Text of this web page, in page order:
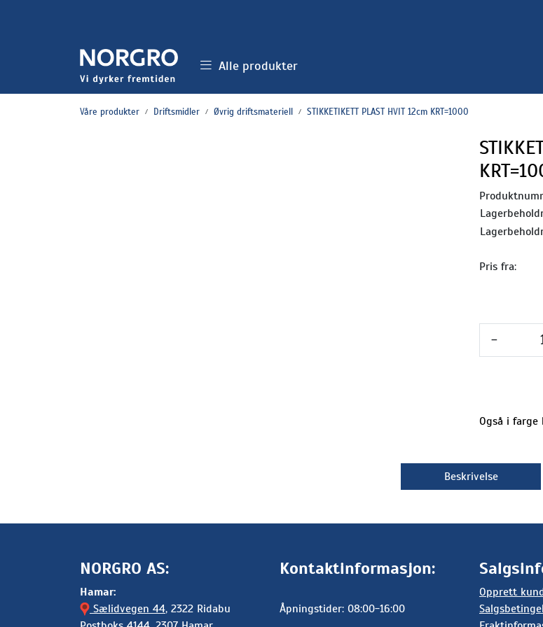
Alle produkter
Våre produkter Driftsmidler Øvrig driftsmateriell STIKKETIKETT PLAST HVIT 12cm KRT=1000
Pris fra:
-
Også i farge
Beskrivelse
NORGRO AS:
Hamar:
Sælidvegen 44, 2322 Ridabu
Kontaktinformasjon:
Åpningstider: 08:00-16:00
Opprett